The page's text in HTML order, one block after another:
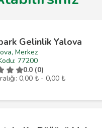
Gelinlik Yalova
Merkez
77200
0.0 (0)
0,00 ₺ - 0,00 ₺